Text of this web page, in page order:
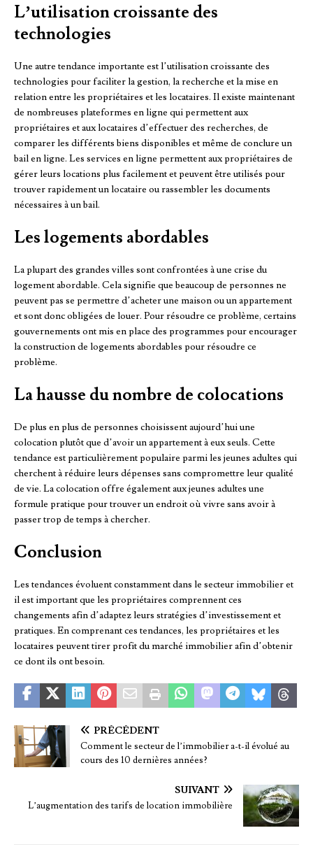
L’utilisation croissante des
technologies
Une autre tendance importante est l’utilisation croissante des
technologies pour faciliter la gestion, la recherche et la mise en
relation entre les propriétaires et les locataires. Il existe maintenant
de nombreuses plateformes en ligne qui permettent aux
propriétaires et aux locataires d’effectuer des recherches, de
comparer les différents biens disponibles et même de conclure un
bail en ligne. Les services en ligne permettent aux propriétaires de
gérer leurs locations plus facilement et peuvent être utilisés pour
trouver rapidement un locataire ou rassembler les documents
nécessaires à un bail.
Les logements abordables
La plupart des grandes villes sont confrontées à une crise du
logement abordable. Cela signifie que beaucoup de personnes ne
peuvent pas se permettre d’acheter une maison ou un appartement
et sont donc obligées de louer. Pour résoudre ce problème, certains
gouvernements ont mis en place des programmes pour encourager
la construction de logements abordables pour résoudre ce
problème.
La hausse du nombre de colocations
De plus en plus de personnes choisissent aujourd’hui une
colocation plutôt que d’avoir un appartement à eux seuls. Cette
tendance est particulièrement populaire parmi les jeunes adultes qui
cherchent à réduire leurs dépenses sans compromettre leur qualité
de vie. La colocation offre également aux jeunes adultes une
formule pratique pour trouver un endroit où vivre sans avoir à
passer trop de temps à chercher.
Conclusion
Les tendances évoluent constamment dans le secteur immobilier et
il est important que les propriétaires comprennent ces
changements afin d’adaptez leurs stratégies d’investissement et
pratiques. En comprenant ces tendances, les propriétaires et les
locataires peuvent tirer profit du marché immobilier afin d’obtenir
ce dont ils ont besoin.
PRÉCÉDENT
Comment le secteur de l’immobilier a-t-il évolué au
cours des 10 dernières années?
SUIVANT
L’augmentation des tarifs de location immobilière